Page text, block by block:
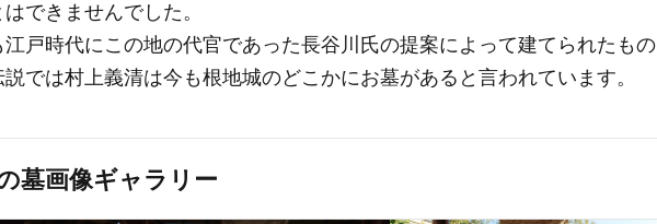
できませんでした。
戸時代にこの地の代官であった長谷川氏の提案によって建てられたもの
では村上義清は今も根地城のどこかにお墓があると言われています。
墓画像ギャラリー